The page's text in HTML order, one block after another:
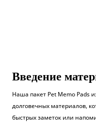
Введение
Наша пакет Pet Memo Pads
долговечных материалов,
быстрых заметок или